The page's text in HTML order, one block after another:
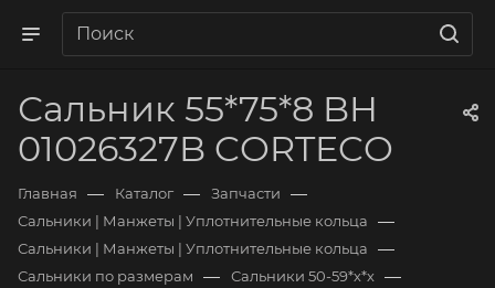
Сальник 55*75*8 BH
01026327B CORTECO
Главная — Каталог — Запчасти —
Сальники | Манжеты | Уплотнительные кольца —
Сальники | Манжеты | Уплотнительные кольца —
Сальники по размерам — Сальники 50-59*х*х —